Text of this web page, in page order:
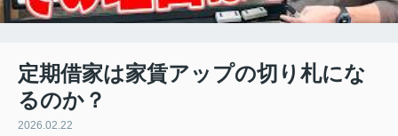
定期借家は家賃アップの切り札にな
るのか？
2026.02.22